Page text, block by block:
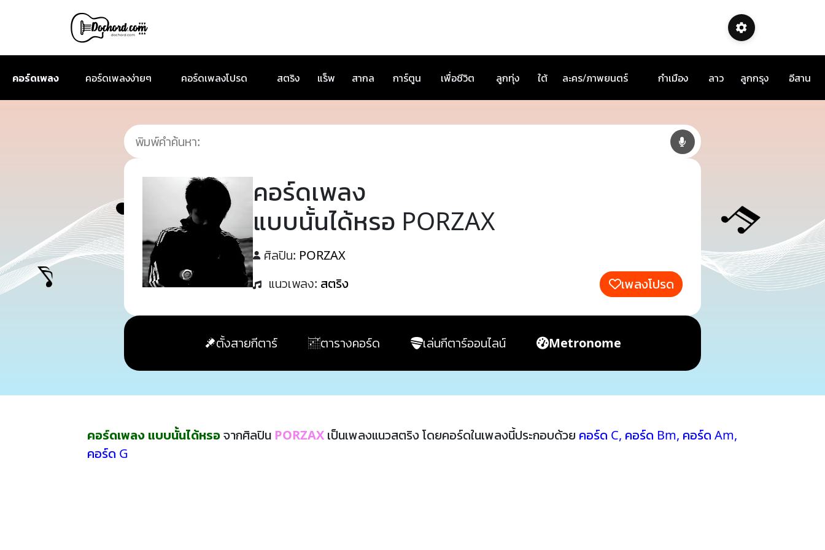
คอร์ดเพลง คอร์ดเพลงง่ายๆ คอร์ดเพลงโปรด สตริง แร็พ สากล การ์ตูน เพื่อชีวิต ลูกทุ่ง ใต้ ละคร/ภาพยนตร์ กำเมือง ลาว ลูกกรุง อีสาน
คอร์ดเพลง
แบบนั้นได้หรอ PORZAX
ศิลปิน: PORZAX
แนวเพลง: สตริง เพลงโปรด
ตั้งสายกีตาร์ ตารางคอร์ด เล่นกีตาร์ออนไลน์ Metronome
คอร์ดเพลง แบบนั้นได้หรอจากศิลปิน PORZAX เป็นเพลงแนวสตริง โดยคอร์ดในเพลงนี้ประกอบด้วย คอร์ด C, คอร์ด Bm, คอร์ด Am,
คอร์ด G